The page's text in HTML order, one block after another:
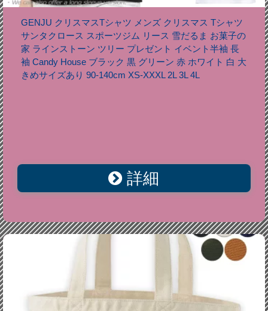
GENJU クリスマスTシャツ メンズ クリスマス Tシャツ
サンタクロース スポーツジム リース 雪だるま お菓子の
家 ラインストーン ツリー プレゼント イベント半袖 長
袖 Candy House ブラック 黒 グリーン 赤 ホワイト 白 大
きめサイズあり 90-140cm XS-XXXL 2L 3L 4L
詳細